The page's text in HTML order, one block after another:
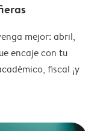
mejor: abril,
encaje con tu
fiscal ¡y